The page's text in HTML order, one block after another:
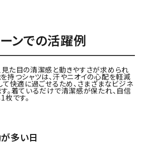
ンでの活躍例
た目の清潔感と動きやすさが求められ
持つシャツは、汗やニオイの心配を軽減
て快適に過ごせるため、さまざまなビジネ
。着ているだけで清潔感が保たれ、自信
枚です。
多い日